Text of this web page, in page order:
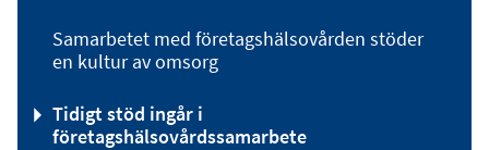
Samarbetet med företagshälsovården stöder
en kultur av omsorg
Tidigt stöd ingår i
företagshälsovårdssamarbete